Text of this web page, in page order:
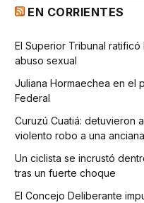
EN CORRIENTES
El Superior Tribunal
abuso sexual
Juliana Hormaechea en el
Federal
Curuzú Cuatiá: detuvieron
violento robo a una anciana
Un ciclista se incrustó
tras un fuerte choque
El Concejo Deliberante